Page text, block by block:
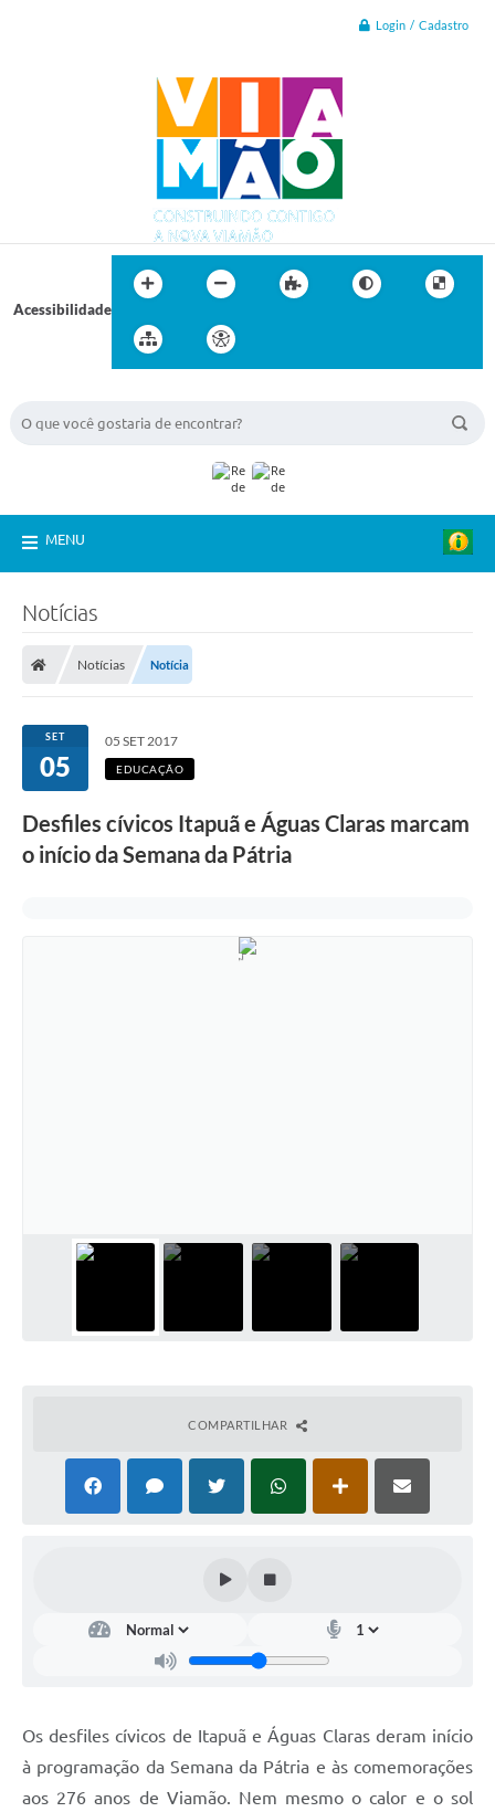
Login / Cadastro
Acessibilidade
MENU
Notícias
Notícias Notícia
SET
05
05 SET 2017
EDUCAÇÃO
Desfiles cívicos Itapuã e Águas Claras marcam
o início da Semana da Pátria
COMPARTILHAR
Os desfiles cívicos de Itapuã e Águas Claras deram início
à programação da Semana da Pátria e às comemorações
aos 276 anos de Viamão. Nem mesmo o calor e o sol